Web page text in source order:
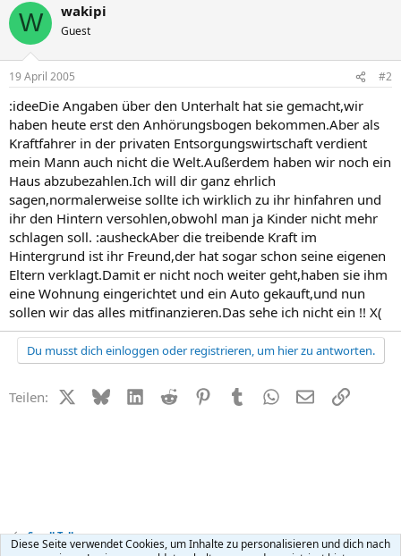
W wakipi
Guest
19 April 2005 #2
:ideeDie Angaben über den Unterhalt hat sie gemacht,wir
haben heute erst den Anhörungsbogen bekommen.Aber als
Kraftfahrer in der privaten Entsorgungswirtschaft verdient
mein Mann auch nicht die Welt.Außerdem haben wir noch ein
Haus abzubezahlen.Ich will dir ganz ehrlich
sagen,normalerweise sollte ich wirklich zu ihr hinfahren und
ihr den Hintern versohlen,obwohl man ja Kinder nicht mehr
schlagen soll. :ausheckAber die treibende Kraft im
Hintergrund ist ihr Freund,der hat sogar schon seine eigenen
Eltern verklagt.Damit er nicht noch weiter geht,haben sie ihm
eine Wohnung eingerichtet und ein Auto gekauft,und nun
sollen wir das alles mitfinanzieren.Das sehe ich nicht ein !! X(
Du musst dich einloggen oder registrieren, um hier zu antworten.
Teilen: X (Twitter)
BlueskyLinkedIn
Reddit PinterestTumblr WhatsApp
E-MailLink
Small Talk
Diese Seite verwendet Cookies, um Inhalte zu personalisieren und dich nach